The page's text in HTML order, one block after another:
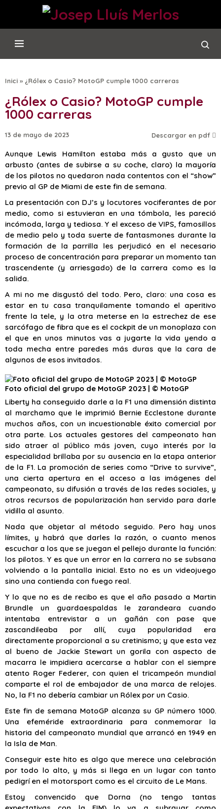
Inici » ¿Rólex o Casio? MotoGP cumple 1000 carreras
¿Rólex o Casio? MotoGP cumple
1000 carreras
13 de mayo de 2023 Descargar en pdf
Aunque Lewis Hamilton estaba más a gusto que un
arbusto (antes de subirse a su coche, claro) la mayoría
de los pilotos no quedaron nada contentos con el “show”
previo al GP de Miami de este fin de semana.
La presentación con DJ’s y locutores vociferantes de por
medio, como si estuvieran en una tómbola, les pareció
incómoda, larga y tediosa. Y el exceso de VIPS, famosillos
de medio pelo y toda suerte de fantasmones durante la
formación de la parrilla les perjudicó en el necesario
proceso de concentración para preparar un momento tan
trascendente (y arriesgado) de la carrera como es la
salida.
A mi no me disgustó del todo. Pero, claro: una cosa es
estar en tu casa tranquilamente tomando el aperitivo
frente la tele, y la otra meterse en la estrechez de ese
sarcófago de fibra que es el cockpit de un monoplaza con
el que en unos minutos vas a jugarte la vida yendo a
toda mecha entre paredes más duras que la cara de
algunos de esos invitados.
Foto oficial del grupo de MotoGP 2023 | © MotoGP
Liberty ha conseguido darle a la F1 una dimensión distinta
al marchamo que le imprimió Bernie Ecclestone durante
muchos años, con un incuestionable éxito comercial por
otra parte. Los actuales gestores del campeonato han
sido atraer al público más joven, cuyo interés por la
especialidad brillaba por su ausencia en la etapa anterior
de la F1. La promoción de series como “Drive to survive”,
una cierta apertura en el acceso a las imágenes del
campeonato, su difusión a través de las redes sociales, y
otros recursos de popularización han servido para darle
vidilla al asunto.
Nada que objetar al método seguido. Pero hay unos
límites, y habrá que darles la razón, o cuanto menos
escuchar a los que se juegan el pellejo durante la función:
los pilotos. Y es que un error en la carrera no se subsana
volviendo a la pantalla inicial. Esto no es un videojuego
sino una contienda con fuego real.
Y lo que no es de recibo es que el año pasado a Martin
Brundle un guardaespaldas le zarandeara cuando
intentaba entrevistar a un gañán con pase que
zascandileaba por allí, cuya popularidad era
directamente proporcional a su cretinismo; y que esta vez
al bueno de Jackie Stewart un gorila con aspecto de
macarra le impidiera acercarse a hablar con el siempre
atento Roger Federer, con quien el tricampeón mundial
comparte el rol de embajador de una marca de relojes.
No, la F1 no debería cambiar un Rólex por un Casio.
Este fin de semana MotoGP alcanza su GP número 1000.
Una efeméride extraordinaria para conmemorar la
historia del campeonato mundial que arrancó en 1949 en
la Isla de Man.
Conseguir este hito es algo que merece una celebración
por todo lo alto, y más si llega en un lugar con tanto
pedigrí en el motorsport como es el circuito de Le Mans.
Estoy convencido que Dorna (no tengo tantas